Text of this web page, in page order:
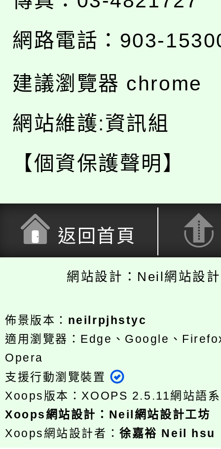
網路電話：903-
建議瀏覽器 chrome
網站維護:資訊組
【個資保護聲明】
返回首頁
網站設計：Neil網站設
佈景版本： neilrpjhstyc
適用瀏覽器：Edge、Google、
Opera
支援行動瀏覽裝置
Xoops版本：XOOPS 2.5.11網站語
Xoops網站設計 ： Neil網站設計工坊
Xoops網站設計者：徐嘉裕 Neil hsu